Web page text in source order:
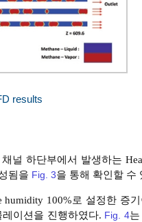
results
널 하단부에서 발생하는
됨을 Fig. 3을 통해 확인할 수
100%로 설정한 증
이션을 진행하였다. Fig. 4